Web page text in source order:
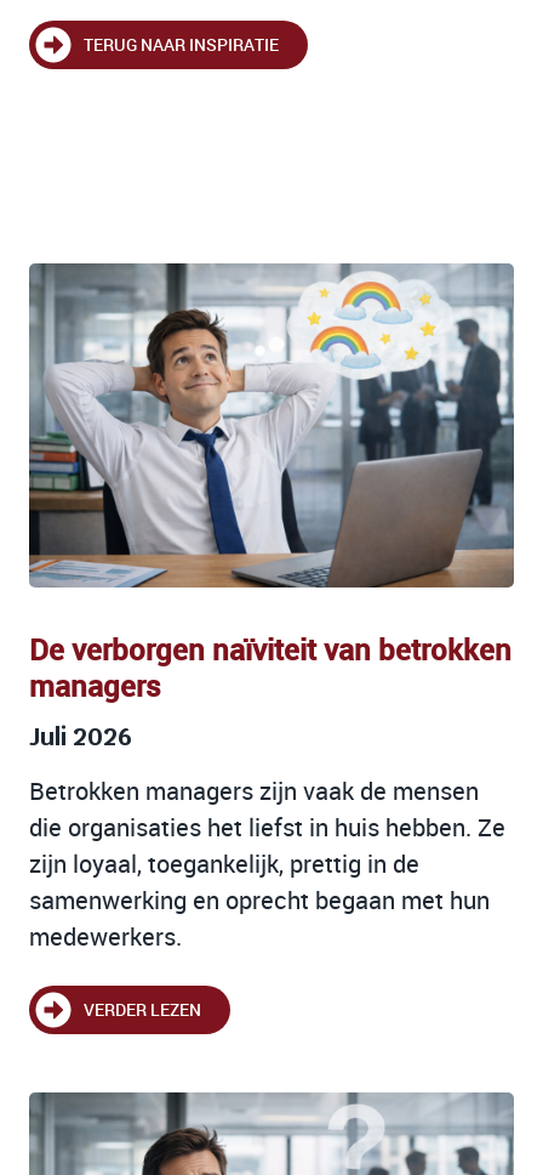
TERUG NAAR INSPIRATIE
De verborgen naïviteit van betrokken
managers
Juli 2026
Betrokken managers zijn vaak de mensen
die organisaties het liefst in huis hebben. Ze
zijn loyaal, toegankelijk, prettig in de
samenwerking en oprecht begaan met hun
medewerkers.
VERDER LEZEN